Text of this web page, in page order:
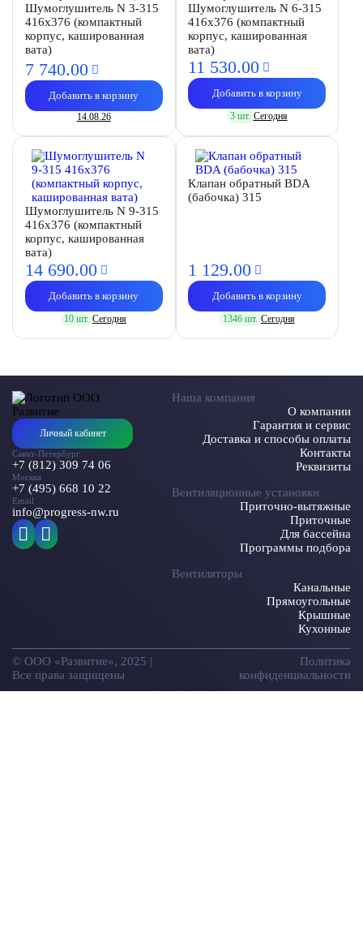
Шумоглушитель N 3-315
416х376 (компактный
корпус, кашированная
вата)
7 740.00
Добавить в корзину
14.08.26
Шумоглушитель N 6-315
416х376 (компактный
корпус, кашированная
вата)
11 530.00
Добавить в корзину
3 шт. Сегодня
Шумоглушитель N 9-315
416х376 (компактный
корпус, кашированная
вата)
14 690.00
Добавить в корзину
10 шт. Сегодня
Клапан обратный BDA
(бабочка) 315
1 129.00
Добавить в корзину
1346 шт. Сегодня
Личный кабинет
Санкт-Петербург
+7 (812) 309 74 06
Москва
+7 (495) 668 10 22
Email
info@progress-nw.ru
Наша компания
О компании
Гарантия и сервис
Доставка и способы оплаты
Контакты
Реквизиты
Вентиляционные установки
Приточно-вытяжные
Приточные
Для бассейна
Программы подбора
Вентиляторы
Канальные
Прямоугольные
Крышные
Кухонные
© ООО «Развитие», 2025 |
Все права защищены
Политика
конфиденциальности